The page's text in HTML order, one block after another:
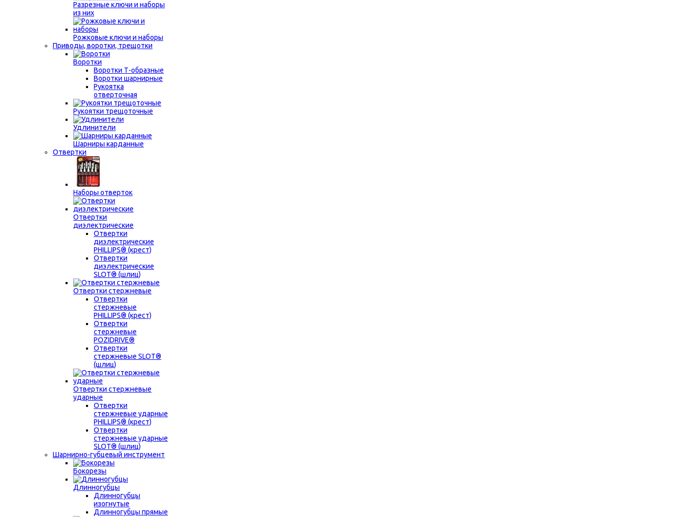
Разрезные ключи и наборы
из них
Рожковые ключи и наборы
Приводы, воротки, трещотки
Воротки
Воротки Т-образные
Воротки шарнирные
Рукоятка
отверточная
Рукоятки трещоточные
Удлинители
Шарниры карданные
Отвертки
Наборы отверток
Отвертки
диэлектрические
Отвертки
диэлектрические
PHILLIPS® (крест)
Отвертки
диэлектрические
SLOT® (шлиц)
Отвертки стержневые
Отвертки
стержневые
PHILLIPS® (крест)
Отвертки
стержневые
POZIDRIVE®
Отвертки
стержневые SLOT®
(шлиц)
Отвертки стержневые
ударные
Отвертки
стержневые ударные
PHILLIPS® (крест)
Отвертки
стержневые ударные
SLOT® (шлиц)
Шарнирно-губцевый инструмент
Бокорезы
Длинногубцы
Длинногубцы
изогнутые
Длинногубцы прямые